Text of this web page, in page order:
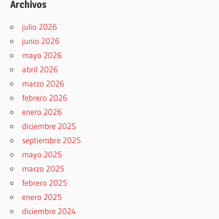
Archivos
julio 2026
junio 2026
mayo 2026
abril 2026
marzo 2026
febrero 2026
enero 2026
diciembre 2025
septiembre 2025
mayo 2025
marzo 2025
febrero 2025
enero 2025
diciembre 2024